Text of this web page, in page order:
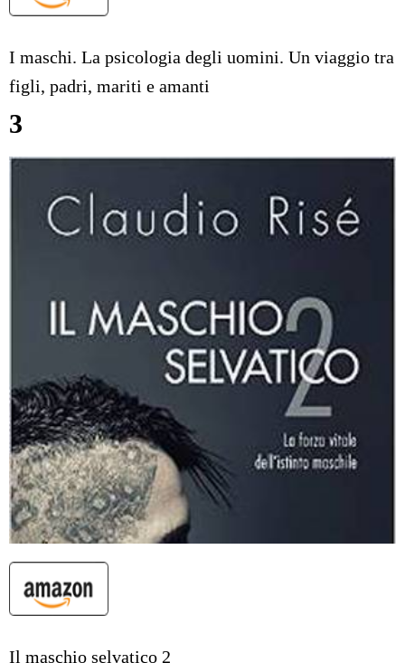
I maschi. La psicologia degli uomini. Un viaggio tra
figli, padri, mariti e amanti
3
Il maschio selvatico 2